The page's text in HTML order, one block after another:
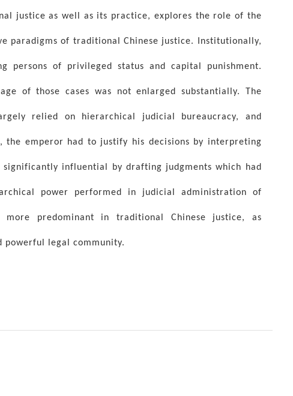
justice as well as its practice, explores the role of the
paradigms of traditional Chinese justice. Institutionally,
persons of privileged status and capital punishment.
of those cases was not enlarged substantially. The
relied on hierarchical judicial bureaucracy, and
the emperor had to justify his decisions by interpreting
influential by drafting judgments which had
power performed in judicial administration of
predominant in traditional Chinese justice, as
powerful legal community.